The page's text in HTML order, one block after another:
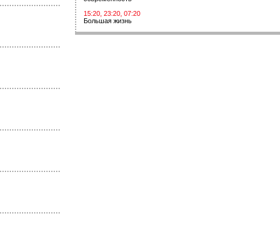
15:20, 23:20, 07:20
Большая жизнь